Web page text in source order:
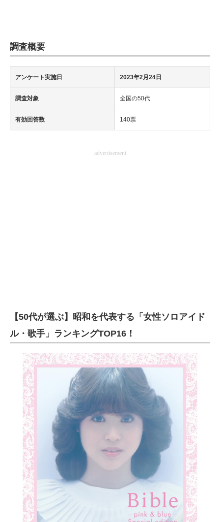
建設×テクノロジーの最前線
調査概要
アンケート実施日 2023年2月24日
調査対象 全国の50代
有効回答数 140票
advertisement
【50代が選ぶ】昭和を代表する「女性ソロアイド
ル・歌手」ランキングTOP16！